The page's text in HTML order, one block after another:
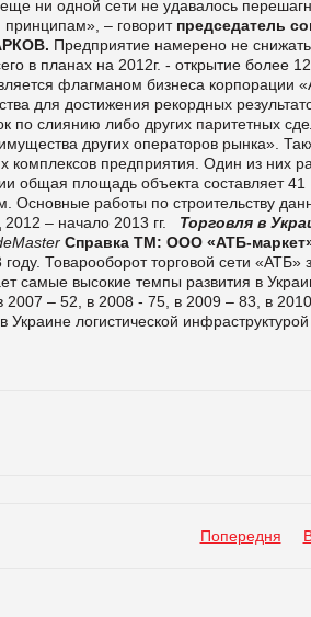
ни одной сети не удавалось
– говорит председатель
Предприятие намерено не
в планах на 2012г. - открытие более
флагманом бизнеса корпорации
для достижения рекордных
по слиянию либо других паритетных
других операторов рынка».
комплексов предприятия. Один из них
общая площадь объекта составляет 41
работы по строительству
– начало 2013 гг.
Торговля в
Справка ТМ: ООО «АТБ-
Товарооборот торговой сети «АТБ»
самые высокие темпы развития в
2007 – 52, в 2008 - 75, в 2009 – 83, в
логистической
Попередня